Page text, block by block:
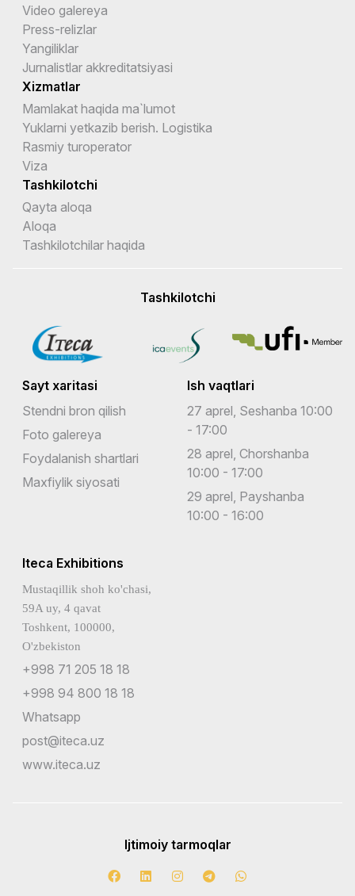
Video galereya
Press-relizlar
Yangiliklar
Jurnalistlar akkreditatsiyasi
Xizmatlar
Mamlakat haqida ma`lumot
Yuklarni yetkazib berish. Logistika
Rasmiy turoperator
Viza
Tashkilotchi
Qayta aloqa
Aloqa
Tashkilotchilar haqida
Tashkilotchi
Sayt xaritasi
Stendni bron qilish
Foto galereya
Foydalanish shartlari
Maxfiylik siyosati
Ish vaqtlari
27 aprel, Seshanba 10:00
- 17:00
28 aprel, Chorshanba
10:00 - 17:00
29 aprel, Payshanba
10:00 - 16:00
Iteca Exhibitions
Mustaqillik shoh ko'chasi,
59A uy, 4 qavat
Toshkent, 100000,
O'zbekiston
+998 71 205 18 18
+998 94 800 18 18
Whatsapp
post@iteca.uz
www.iteca.uz
Ijtimoiy tarmoqlar